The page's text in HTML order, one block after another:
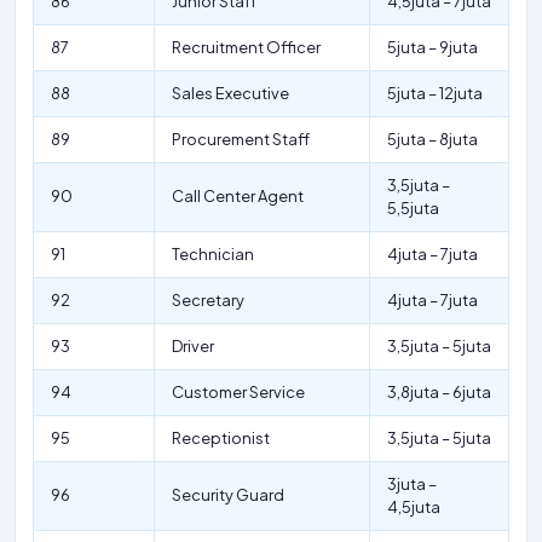
87 Recruitment Officer 5juta – 9juta
88 Sales Executive 5juta – 12juta
89 Procurement Staff 5juta – 8juta
90 Call Center Agent
3,5juta –
5,5juta
91 Technician 4juta – 7juta
92 Secretary 4juta – 7juta
93 Driver 3,5juta – 5juta
94 Customer Service 3,8juta – 6juta
95 Receptionist 3,5juta – 5juta
96 Security Guard
3juta –
4,5juta